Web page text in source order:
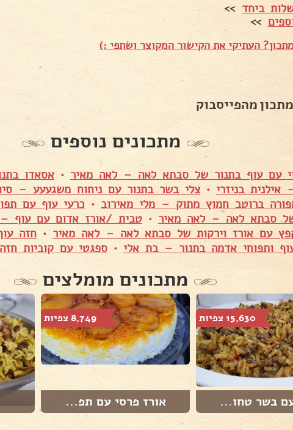
ביחד >>
>>
העתיקי את הקישור המקוצר ושתפי :)
מהפייסבוק
מתכונים נוספים
עם עוף בתנור של סבתא לאה – לאה מאיר •אסאדו
בניזרי •צלי בשר בתנור עם ניחוח משגעעע –
ברוטב חמוץ מתוק – מלי מאירוב • כרעי עוף עם
סבתא לאה – לאה מאיר •טבית /אורז אדום עם עוף –
עם אורז וירקות של סבתא לאה – לאה מאיר •חזה
ותפוחי אדמה בתנור – בת אלי •ספגטי עם קוביות
מתכונים מומלצים
15,630 צפיות
בשר טחו...
8,749 צפיות
אורז פרסי עם תפ...